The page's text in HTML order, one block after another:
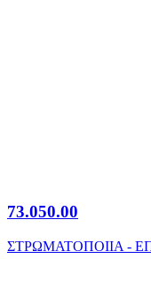
73.050.00
ΣΤΡΩΜΑΤΟΠΟΙΙΑ -